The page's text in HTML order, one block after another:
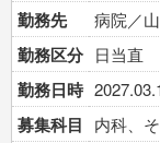
勤務先
病院／
勤務区分 日当直
勤務日時
募集科目 内科、